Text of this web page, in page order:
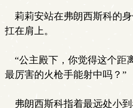
莉莉安站在弗朗西斯科的
扛在肩上。
“公主殿下，你觉得这个距
最厉害的火枪手能射中吗？”
弗朗西斯科指着最远处小